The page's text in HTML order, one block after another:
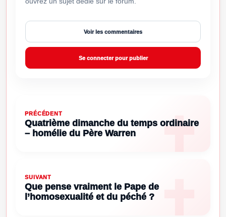
Voir les commentaires
Se connecter pour publier
PRÉCÉDENT
Quatrième dimanche du temps ordinaire
– homélie du Père Warren
SUIVANT
Que pense vraiment le Pape de
l’homosexualité et du péché ?